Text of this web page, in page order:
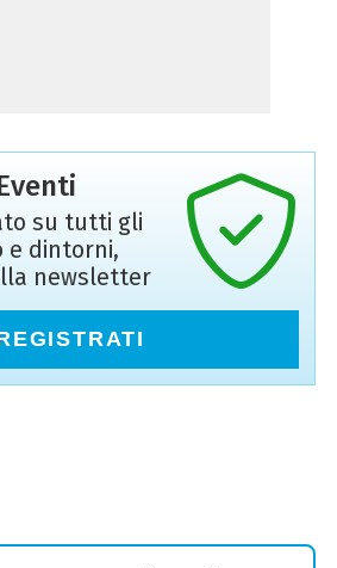
su tutti gli
e dintorni,
newsletter